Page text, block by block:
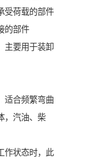
受荷载的部件
的部件
主要用于装卸
适合频繁弯曲
，汽油、柴
作状态时，此